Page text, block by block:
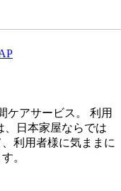
ケアサービス。 利用
、日本家屋ならでは
利用者様に気ままに
。